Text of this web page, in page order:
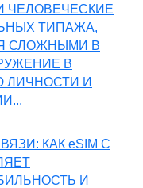
ЧЕЛОВЕЧЕСКИЕ
ТИПАЖА,
СЛОЖНЫМИ В
В
ЛИЧНОСТИ И
КАК eSIM С
И